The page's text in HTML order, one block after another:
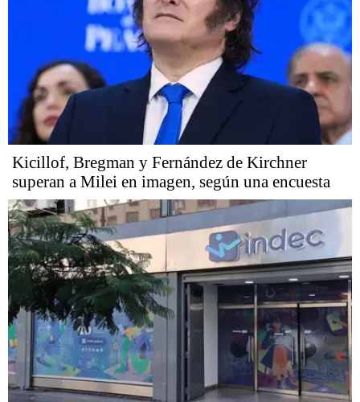
Kicillof, Bregman y Fernández de Kirchner
superan a Milei en imagen, según una encuesta